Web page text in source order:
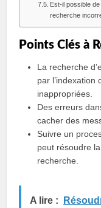
Est-il possible
recherche
Points Clés à
La recherche
par l’indexation
inappropriées.
Des erreurs
cacher des
Suivre un
peut résoudre
recherche.
A lire :